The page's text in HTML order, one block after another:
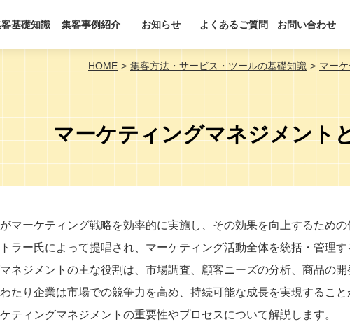
基礎知識 集客事例紹介 お知らせ よくあるご質問 お問い合わせ
HOME 集客方法・サービス・ツールの基礎知識 マー
マーケティングマネジメント
マーケティング戦略を効率的に実施し、その効果を向上するための
ラー氏によって提唱され、マーケティング活動全体を統括・管理す
ネジメントの主な役割は、市場調査、顧客ニーズの分析、商品の開
たり企業は市場での競争力を高め、持続可能な成長を実現すること
ティングマネジメントの重要性やプロセスについて解説します。